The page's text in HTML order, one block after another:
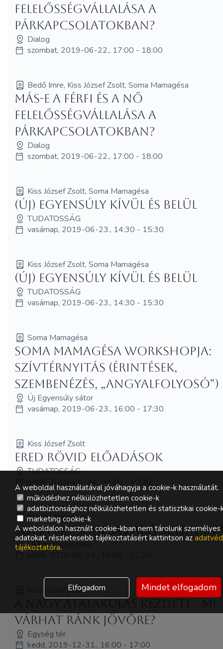
felelősségvállalása a
párkapcsolatokban?
Dialog
szombat, 2019-06-22., 17:00 - 18:00
Bedő Imre, Kiss József Zsolt, Soma Mamagésa
Más-e a férfi és a nő
felelősségvállalása a
párkapcsolatokban?
Dialog
szombat, 2019-06-22., 17:00 - 18:00
Kiss József Zsolt, Soma Mamagésa
(Új) Egyensúly kívül és belül
TUDATOSSÁG
vasárnap, 2019-06-23., 14:30 - 15:30
Kiss József Zsolt, Soma Mamagésa
(Új) Egyensúly kívül és belül
TUDATOSSÁG
vasárnap, 2019-06-23., 14:30 - 15:30
Soma Mamagésa
Soma Mamagésa workshopja:
Szívtérnyitás (érintések,
szembenézés, „angyalfolyosó”)
Új Egyensúly sátor
vasárnap, 2019-06-23., 16:00 - 17:30
Kiss József Zsolt
ERED rövid előadások
TUDATOSSÁG
hétfő, 2019-06-24., 09:30 - 10:30
Soma Mamagésa
Soma Mamagésa záró
Új Egyensúly sátor
Kiss József Zsolt
várhat ránk jövőre?
Egység tér
kedd, 2019-12-31., 16:00 - 17:00
A weboldal használatával jóváhagyja a cookie-k használatát.
működéshez nélkülözhetetlen cookie-k
adatbiztonsághoz nélkülözhetetlen és statisztikai cookie-
marketing cookie-k
A weboldalon használt cookie-kban nem tárolunk személyes
adatokat, részletesebb tájékoztatásért kattintson az
tájékoztatóra.
Elfogadom Mindet elfogadom